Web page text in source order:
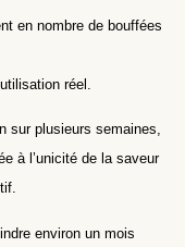
en nombre de bouffées
réel.
sur plusieurs semaines,
à l’unicité de la saveur
environ un mois